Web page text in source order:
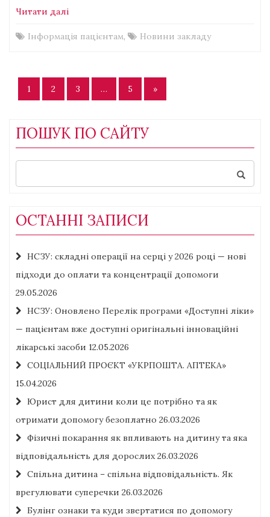
Читати далі
Інформація пацієнтам, Новини закладу
Posts
pagination
1 2 3 … 5 »
ПОШУК ПО САЙТУ
Search
ОСТАННІ ЗАПИСИ
НСЗУ: складні операції на серці у 2026 році — нові
підходи до оплати та концентрації допомоги
29.05.2026
НСЗУ: Оновлено Перелік програми «Доступні ліки»
— пацієнтам вже доступні оригінальні інноваційні
лікарські засоби 12.05.2026
СОЦІАЛЬНИЙ ПРОЄКТ «УКРПОШТА. АПТЕКА»
15.04.2026
Юрист для дитини коли це потрібно та як
отримати допомогу безоплатно 26.03.2026
Фізичні покарання як впливають на дитину та яка
відповідальність для дорослих 26.03.2026
Спільна дитина – спільна відповідальність. Як
врегулювати суперечки 26.03.2026
Булінг ознаки та куди звертатися по допомогу